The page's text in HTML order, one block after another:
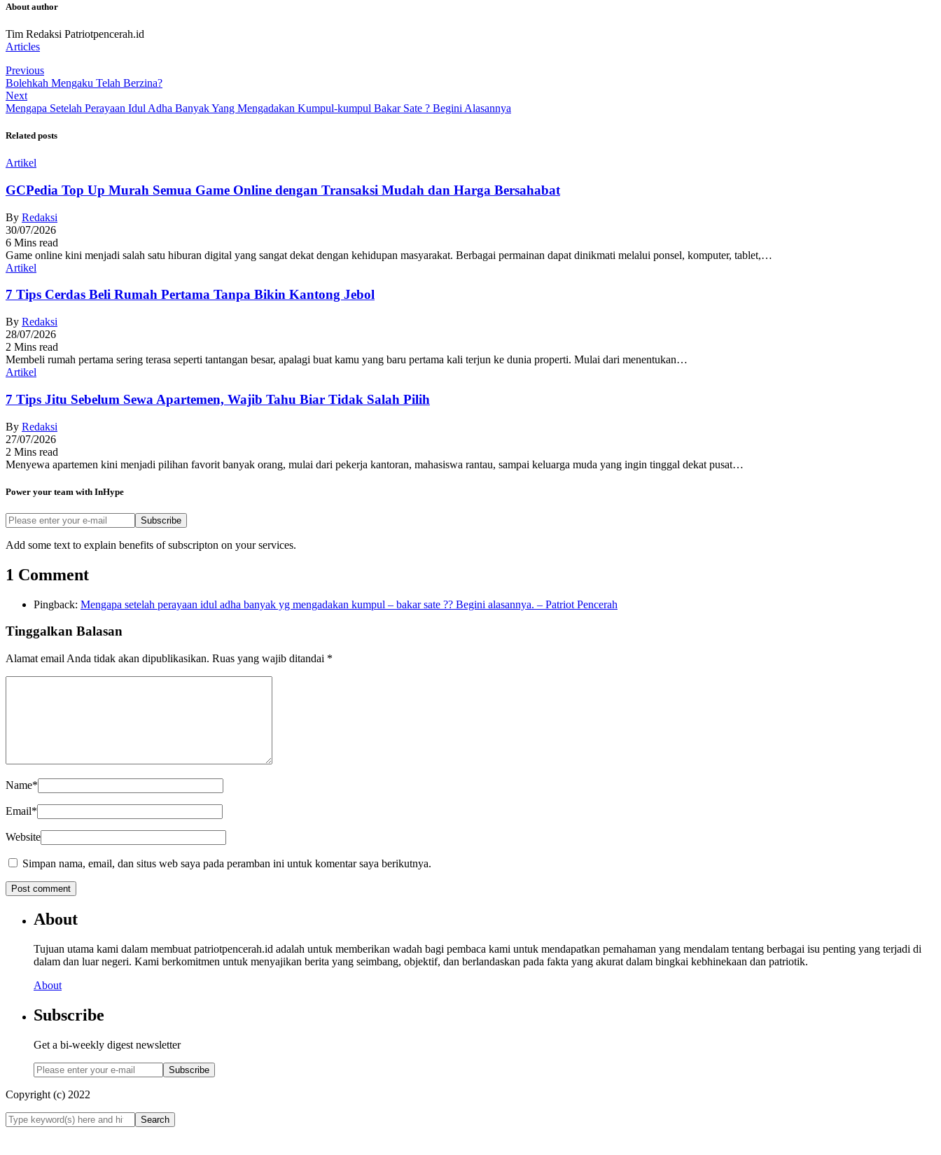
About author
Tim Redaksi Patriotpencerah.id
Articles
Previous
Bolehkah Mengaku Telah Berzina?
Next
Mengapa Setelah Perayaan Idul Adha Banyak Yang Mengadakan Kumpul-kumpul Bakar Sate ? Begini Alasannya
Related posts
Artikel
GCPedia Top Up Murah Semua Game Online dengan Transaksi Mudah dan Harga Bersahabat
By Redaksi
30/07/2026
6 Mins read
Game online kini menjadi salah satu hiburan digital yang sangat dekat dengan kehidupan masyarakat. Berbagai permainan dapat dinikmati melalui ponsel, komputer, tablet,…
Artikel
7 Tips Cerdas Beli Rumah Pertama Tanpa Bikin Kantong Jebol
By Redaksi
28/07/2026
2 Mins read
Membeli rumah pertama sering terasa seperti tantangan besar, apalagi buat kamu yang baru pertama kali terjun ke dunia properti. Mulai dari menentukan…
Artikel
7 Tips Jitu Sebelum Sewa Apartemen, Wajib Tahu Biar Tidak Salah Pilih
By Redaksi
27/07/2026
2 Mins read
Menyewa apartemen kini menjadi pilihan favorit banyak orang, mulai dari pekerja kantoran, mahasiswa rantau, sampai keluarga muda yang ingin tinggal dekat pusat…
Power your team with InHype
Subscribe
Add some text to explain benefits of subscripton on your services.
1 Comment
Pingback: Mengapa setelah perayaan idul adha banyak yg mengadakan kumpul – bakar sate ?? Begini alasannya. – Patriot Pencerah
Tinggalkan Balasan
Alamat email Anda tidak akan dipublikasikan. Ruas yang wajib ditandai *
Name*
Email*
Website
Simpan nama, email, dan situs web saya pada peramban ini untuk komentar saya berikutnya.
About
Tujuan utama kami dalam membuat patriotpencerah.id adalah untuk memberikan wadah bagi pembaca kami untuk mendapatkan pemahaman yang mendalam tentang berbagai isu penting yang terjadi di
dalam dan luar negeri. Kami berkomitmen untuk menyajikan berita yang seimbang, objektif, dan berlandaskan pada fakta yang akurat dalam bingkai kebhinekaan dan patriotik.
About
Subscribe
Get a bi-weekly digest newsletter
Subscribe
Copyright (c) 2022